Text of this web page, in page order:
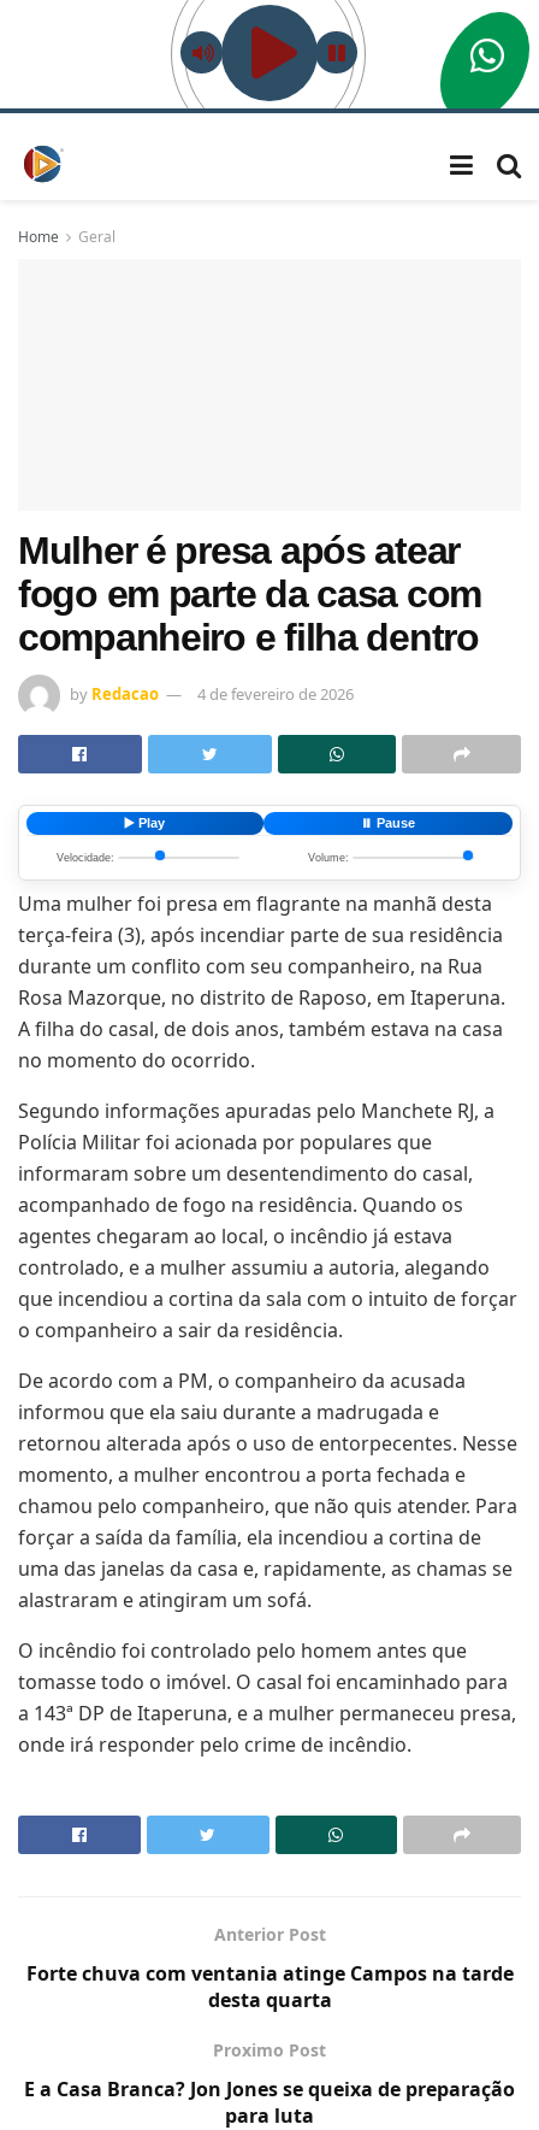
Home Geral
Mulher é presa após atear
fogo em parte da casa com
companheiro e filha dentro
by Redacao 4 de fevereiro de 2026
▶️ Play ⏸️ Pause
Velocidade: Volume:
Uma mulher foi presa em flagrante na manhã desta
terça-feira (3), após incendiar parte de sua residência
durante um conflito com seu companheiro, na Rua
Rosa Mazorque, no distrito de Raposo, em Itaperuna.
A filha do casal, de dois anos, também estava na casa
no momento do ocorrido.
Segundo informações apuradas pelo Manchete RJ, a
Polícia Militar foi acionada por populares que
informaram sobre um desentendimento do casal,
acompanhado de fogo na residência. Quando os
agentes chegaram ao local, o incêndio já estava
controlado, e a mulher assumiu a autoria, alegando
que incendiou a cortina da sala com o intuito de forçar
o companheiro a sair da residência.
De acordo com a PM, o companheiro da acusada
informou que ela saiu durante a madrugada e
retornou alterada após o uso de entorpecentes. Nesse
momento, a mulher encontrou a porta fechada e
chamou pelo companheiro, que não quis atender. Para
forçar a saída da família, ela incendiou a cortina de
uma das janelas da casa e, rapidamente, as chamas se
alastraram e atingiram um sofá.
O incêndio foi controlado pelo homem antes que
tomasse todo o imóvel. O casal foi encaminhado para
a 143ª DP de Itaperuna, e a mulher permaneceu presa,
onde irá responder pelo crime de incêndio.
Anterior Post
Forte chuva com ventania atinge Campos na tarde
desta quarta
Proximo Post
E a Casa Branca? Jon Jones se queixa de preparação
para luta